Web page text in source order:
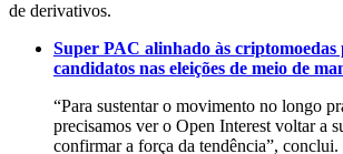
de derivativos.
Super PAC alinhado às criptomoedas
candidatos nas eleições de meio de
“Para sustentar o movimento no longo
precisamos ver o Open Interest voltar a
confirmar a força da tendência”, conclui.